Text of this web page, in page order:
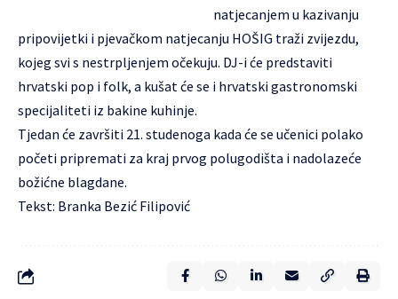
natjecanjem u kazivanju
pripovijetki i pjevačkom natjecanju HOŠIG traži zvijezdu,
kojeg svi s nestrpljenjem očekuju. DJ-i će predstaviti
hrvatski pop i folk, a kušat će se i hrvatski gastronomski
specijaliteti iz bakine kuhinje.
Tjedan će završiti 21. studenoga kada će se učenici polako
početi pripremati za kraj prvog polugodišta i nadolazeće
božićne blagdane.
Tekst: Branka Bezić Filipović